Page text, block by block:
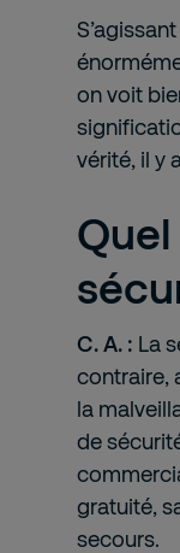
on voit
vérité, il y
C. A. : La
contraire,
la
de
gratuité,
secours.